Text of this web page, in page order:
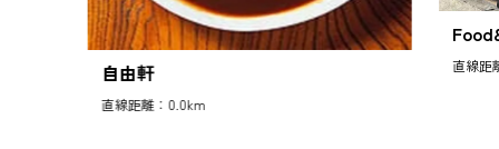
自由軒
直線距離：0.0km
直線距